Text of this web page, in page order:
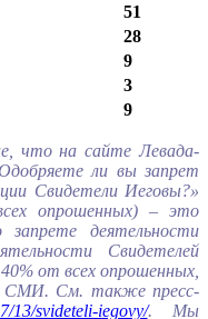
51
28
9
3
9
что на сайте Левада-
ли вы запрет
Свидетели Иеговы?»
опрошенных) – это
деятельности
Свидетелей
от всех опрошенных,
СМИ. См. также пресс-
13/svideteli-iegovy/. Мы